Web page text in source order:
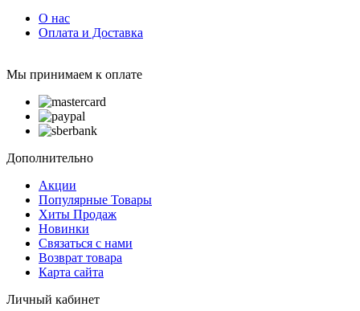
О нас
Оплата и Доставка
Мы принимаем к оплате
Дополнительно
Акции
Популярные Товары
Хиты Продаж
Новинки
Связаться с нами
Возврат товара
Карта сайта
Личный кабинет